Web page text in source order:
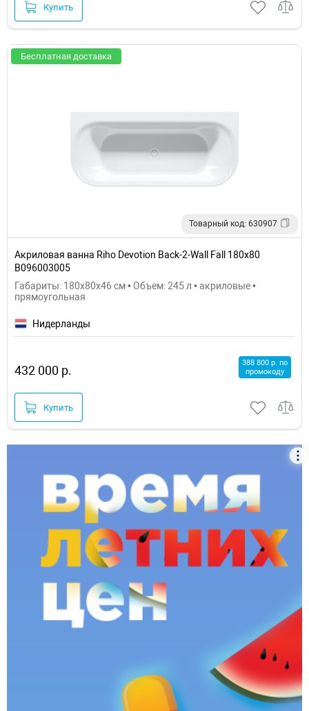
Купить
Бесплатная доставка
Товарный код: 630907
Акриловая ванна Riho Devotion Back-2-Wall Fall 180х80
B096003005
Габариты: 180x80x46 см • Объем: 245 л • акриловые •
прямоугольная
Нидерланды
432 000 р.
388 800 р. по
промокоду
Купить